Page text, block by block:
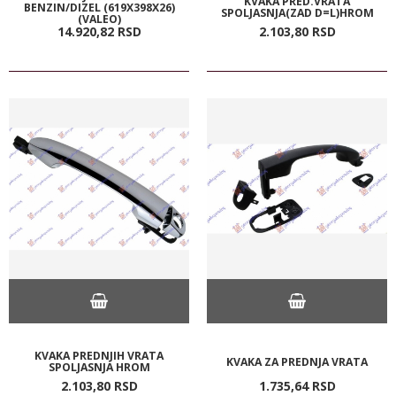
BENZIN/DIZEL (619X398X26)
(VALEO)
14.920,82 RSD
SPOLJASNJA(ZAD D=L)HROM
2.103,80 RSD
KVAKA PREDNJIH VRATA
SPOLJASNJA HROM
2.103,80 RSD
KVAKA ZA PREDNJA VRATA
1.735,64 RSD